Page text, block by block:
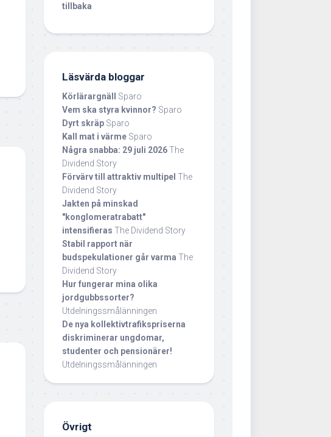
tillbaka
Läsvärda bloggar
Körlärargnäll Sparo
Vem ska styra kvinnor? Sparo
Dyrt skräp Sparo
Kall mat i värme Sparo
Några snabba: 29 juli 2026The
Dividend Story
Förvärv till attraktiv multipel The
Dividend Story
Jakten på minskad
"konglomeratrabatt"
intensifieras The Dividend Story
Stabil rapport när
budspekulationer går varma The
Dividend Story
Hur fungerar mina olika
jordgubbssorter?
Utdelningssmålänningen
De nya kollektivtrafikspriserna
diskriminerar ungdomar,
studenter och pensionärer!
Utdelningssmålänningen
Övrigt